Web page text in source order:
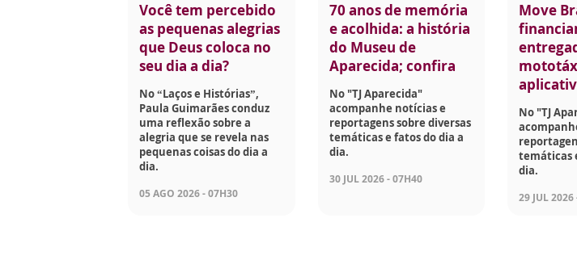
Você tem percebido
as pequenas alegrias
que Deus coloca no
seu dia a dia?
No “Laços e Histórias”,
Paula Guimarães conduz
uma reflexão sobre a
alegria que se revela nas
pequenas coisas do dia a
dia.
05 AGO 2026 - 07H30
70 anos de memória
e acolhida: a história
do Museu de
Aparecida; confira
No "TJ Aparecida"
acompanhe notícias e
reportagens sobre diversas
temáticas e fatos do dia a
dia.
30 JUL 2026 - 07H40
Move
No "TJ
temáticas
dia.
29 JUL